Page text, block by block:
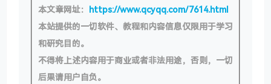
本文章网址： https://www.qcyqq.com/7614.html
本站提供的一切软件、教程和内容信息仅限用于学习
和研究目的。
不得将上述内容用于商业或者非法用途，否则，一切
后果请用户自负。